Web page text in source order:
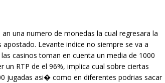
una numero de monedas la cual regresara la
Levante indice no siempre se va a
casinos toman en cuenta un media de 1000
un RTP de el 96%, implica cual sobre ciertas
jugadas asi� como en diferentes podrias sacar